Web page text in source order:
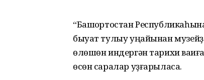
“Башҡортостан
быуат тулыу уңайынан
өлөшөн индергән тарихи
өсөн саралар уҙғарыласаҡ.